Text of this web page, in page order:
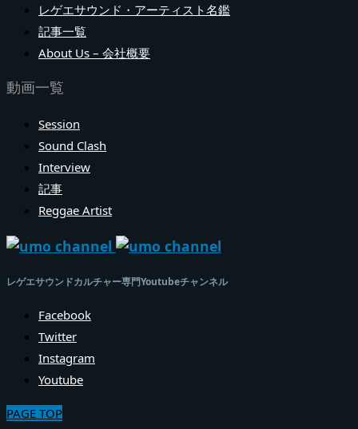
レゲエサウンド・アーティスト名鑑
記事一覧
About Us – 会社概要
動画一覧
Session
Sound Clash
Interview
記事
Reggae Artist
レゲエサウンドカルチャー専門Youtubeチャンネル
Facebook
Twitter
Instagram
Youtube
PAGE TOP